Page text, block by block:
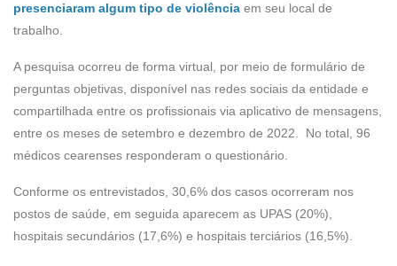
presenciaram algum tipo de violência em seu local de
trabalho.
A pesquisa ocorreu de forma virtual, por meio de formulário de
perguntas objetivas, disponível nas redes sociais da entidade e
compartilhada entre os profissionais via aplicativo de mensagens,
entre os meses de setembro e dezembro de 2022. No total, 96
médicos cearenses responderam o questionário.
Conforme os entrevistados, 30,6% dos casos ocorreram nos
postos de saúde, em seguida aparecem as UPAS (20%),
hospitais secundários (17,6%) e hospitais terciários (16,5%).